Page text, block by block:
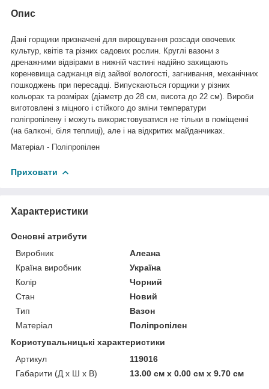
Опис
Дані горщики призначені для вирощування розсади овочевих
культур, квітів та різних садових рослин. Круглі вазони з
дренажними відвірами в нижній частині надійно захищають
кореневища саджанця від зайвої вологості, загнивання, механічних
пошкоджень при пересадці. Випускаються горщики у різних
кольорах та розмірах (діаметр до 28 см, висота до 22 см). Вироби
виготовлені з міцного і стійкого до зміни температури
поліпропілену і можуть використовуватися не тільки в поміщенні
(на балконі, біля теплиці), але і на відкритих майданчиках.
Матеріал - Поліпропілен
Приховати
Характеристики
Основні атрибути
Виробник
Алеана
Країна виробник
Україна
Колір
Чорний
Стан
Новий
Тип
Вазон
Матеріал
Поліпропілен
Користувальницькі характеристики
Артикул
119016
Габарити (Д x Ш x В)
13.00 см х 0.00 см х 9.70 см